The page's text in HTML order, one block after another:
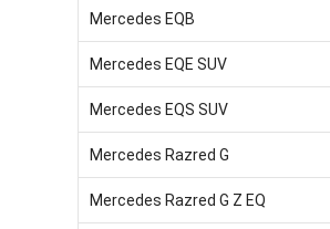
Mercedes EQB
Mercedes EQE SUV
Mercedes EQS SUV
Mercedes Razred G
Mercedes Razred G Z EQ